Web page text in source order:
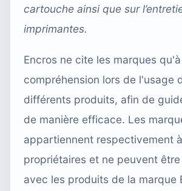
cartouche ainsi que sur
imprimantes.
Encros ne cite les marques
compréhension lors de l'usage
différents produits, afin de
de manière efficace. Les
appartiennent respectivement
propriétaires et ne peuvent
avec les produits de la marque